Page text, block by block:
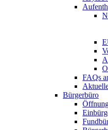
FAQs
Bürgerbüro